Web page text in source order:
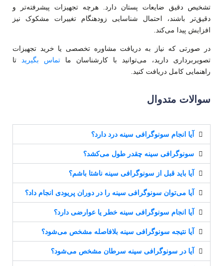
تشخیص دقیق ضایعات پستان دارد. هرچه تجهیزات پیشرفته‌تر و
دقیق‌تر باشند، احتمال شناسایی زودهنگام تغییرات مشکوک نیز
افزایش پیدا می‌کند.
در صورتی که نیاز به دریافت مشاوره تخصصی یا خرید تجهیزات
تصویربرداری دارید، می‌توانید با کارشناسان ما تماس بگیرید تا
راهنمایی کامل دریافت کنید.
سوالات متدوال
آیا انجام سونوگرافی سینه درد دارد؟
سونوگرافی سینه چقدر طول می‌کشد؟
آیا باید قبل از سونوگرافی سینه ناشتا باشم؟
آیا می‌توان سونوگرافی سینه را در دوران پریودی انجام داد؟
آیا انجام سونوگرافی سینه خطر یا عوارضی دارد؟
آیا نتیجه سونوگرافی سینه بلافاصله مشخص می‌شود؟
آیا در سونوگرافی سینه سرطان مشخص می‌شود؟